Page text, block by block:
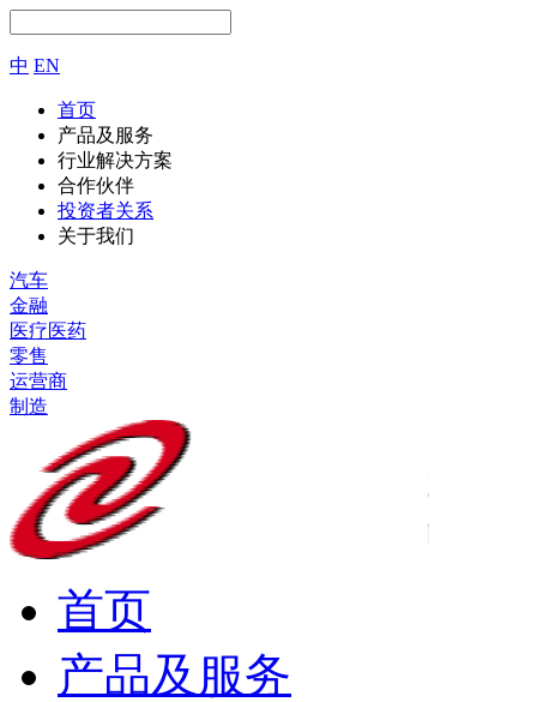
中 EN
首页
产品及服务
行业解决方案
合作伙伴
投资者关系
关于我们
汽车
金融
医疗医药
零售
运营商
制造
首页
产品及服务